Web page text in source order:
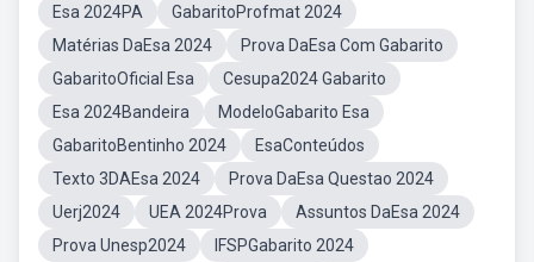
Esa 2024PA
GabaritoProfmat 2024
Matérias DaEsa 2024
Prova DaEsa Com Gabarito
GabaritoOficial Esa
Cesupa2024 Gabarito
Esa 2024Bandeira
ModeloGabarito Esa
GabaritoBentinho 2024
EsaConteúdos
Texto 3DAEsa 2024
Prova DaEsa Questao 2024
Uerj2024
UEA 2024Prova
Assuntos DaEsa 2024
Prova Unesp2024
IFSPGabarito 2024